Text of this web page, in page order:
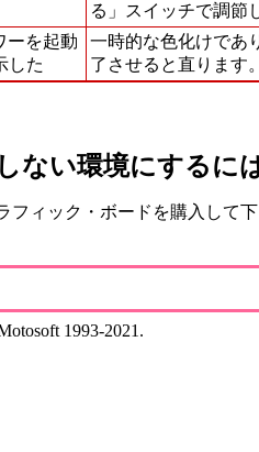
る」スイッチで調節
ーを起動
した
一時的な色化けであ
了させると直ります。
ない環境にするに
フィック・ボードを購入して
1993-2021.